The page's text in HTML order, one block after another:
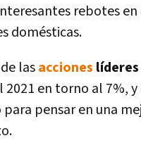
rebotes
domésticas.
lasacciones líderes
2021 en torno al 7%,
para pensar en una